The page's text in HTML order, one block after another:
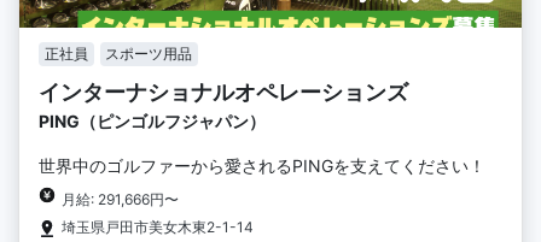
正社員 スポーツ用品
インターナショナルオペレーションズ
PING（ピンゴルフジャパン）
世界中のゴルファーから愛されるPINGを支えてください！
月給: 291,666円〜
埼玉県戸田市美女木東2-1-14